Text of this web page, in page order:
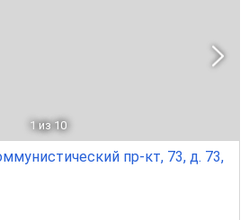
1 из 10
пр-кт, 73, д. 73,